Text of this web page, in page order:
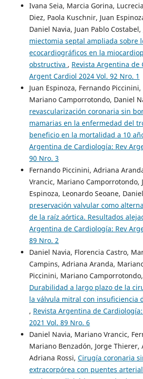
Ivana Seia, Marcia Gorina,
Diez, Paola Kuschnir, Juan
Daniel Navia, Juan Pablo Costabel,
miectomia septal ampliada sobre
ecocardiográficos en la
obstructiva , Revista Argentina de
Argent Cardiol 2024 Vol. 92 Nro. 1
Juan Espinoza, Fernando
Mariano Camporrotondo, Daniel
revascularización coronaria sin
mamarias en la enfermedad del
beneficio en la mortalidad a 10
Argentina de Cardiología: Rev
90 Nro. 3
Fernando Piccinini, Adriana
Vrancic, Mariano Camporrotondo,
Espinoza, Leonardo Seoane,
preservación valvular como
de la raíz aórtica. Resultados
Argentina de Cardiología: Rev
89 Nro. 2
Daniel Navia, Florencia Castro,
Campins, Adriana Aranda,
Piccinini, Mariano
Durabilidad a largo plazo de la
la válvula mitral con insuficiencia
, Revista Argentina de
2021 Vol. 89 Nro. 6
Daniel Navia, Mariano Vrancic,
Mariano Benzadón, Jorge Thierer,
Adriana Rossi, Cirugía coronaria
extracorpórea con puentes